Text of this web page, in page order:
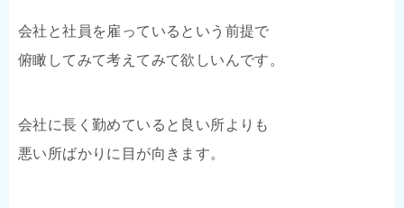
会社と社員を雇っているという前提で
俯瞰してみて考えてみて欲しいんです。
会社に長く勤めていると良い所よりも
悪い所ばかりに目が向きます。